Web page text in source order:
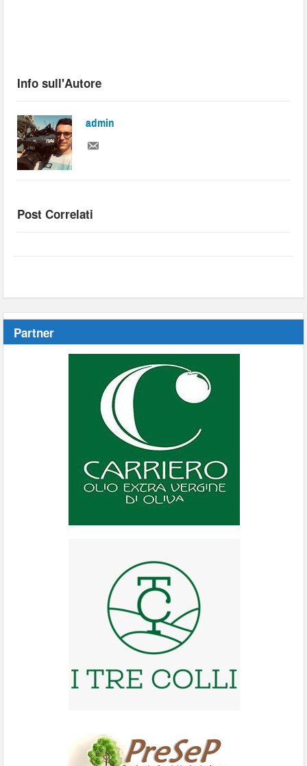
Info sull'Autore
admin
Post Correlati
Partner